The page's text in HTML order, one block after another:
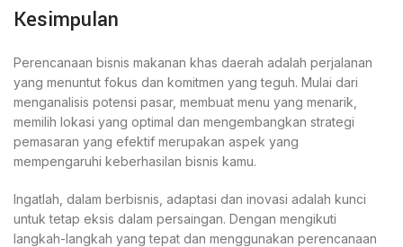
Kesimpulan
Perencanaan bisnis makanan khas daerah adalah perjalanan
yang menuntut fokus dan komitmen yang teguh. Mulai dari
menganalisis potensi pasar, membuat menu yang menarik,
memilih lokasi yang optimal dan mengembangkan strategi
pemasaran yang efektif merupakan aspek yang
mempengaruhi keberhasilan bisnis kamu.
Ingatlah, dalam berbisnis, adaptasi dan inovasi adalah kunci
untuk tetap eksis dalam persaingan. Dengan mengikuti
langkah-langkah yang tepat dan menggunakan perencanaan